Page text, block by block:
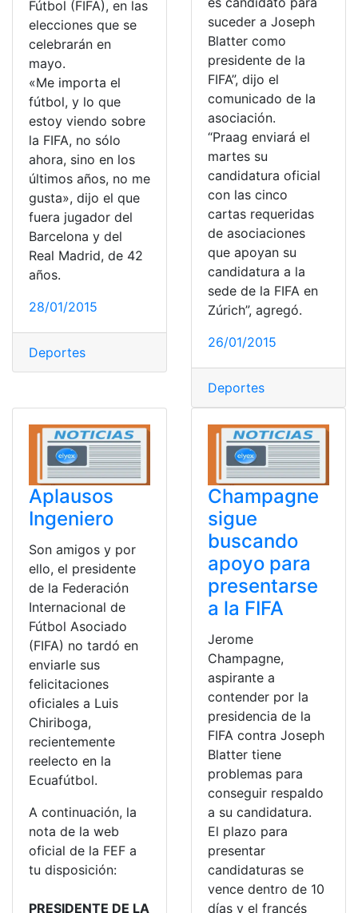
Fútbol (FIFA), en las
elecciones que se
celebrarán en
mayo.
«Me importa el
fútbol, y lo que
estoy viendo sobre
la FIFA, no sólo
ahora, sino en los
últimos años, no me
gusta», dijo el que
fuera jugador del
Barcelona y del
Real Madrid, de 42
años.
28/01/2015
Deportes
suceder a Joseph
Blatter como
presidente de la
FIFA”, dijo el
comunicado de la
asociación.
“Praag enviará el
martes su
candidatura oficial
con las cinco
cartas requeridas
de asociaciones
que apoyan su
candidatura a la
sede de la FIFA en
Zúrich”, agregó.
26/01/2015
Deportes
Aplausos
Ingeniero
Son amigos y por
ello, el presidente
de la Federación
Internacional de
Fútbol Asociado
(FIFA) no tardó en
enviarle sus
felicitaciones
oficiales a Luis
Chiriboga,
recientemente
reelecto en la
Ecuafútbol.
A continuación, la
nota de la web
oficial de la FEF a
tu disposición:
PRESIDENTE DE LA
Champagne
sigue
buscando
apoyo para
presentarse
a la FIFA
Jerome
Champagne,
aspirante a
contender por la
presidencia de la
FIFA contra Joseph
Blatter tiene
problemas para
conseguir respaldo
a su candidatura.
El plazo para
presentar
candidaturas se
vence dentro de 10
días y el francés